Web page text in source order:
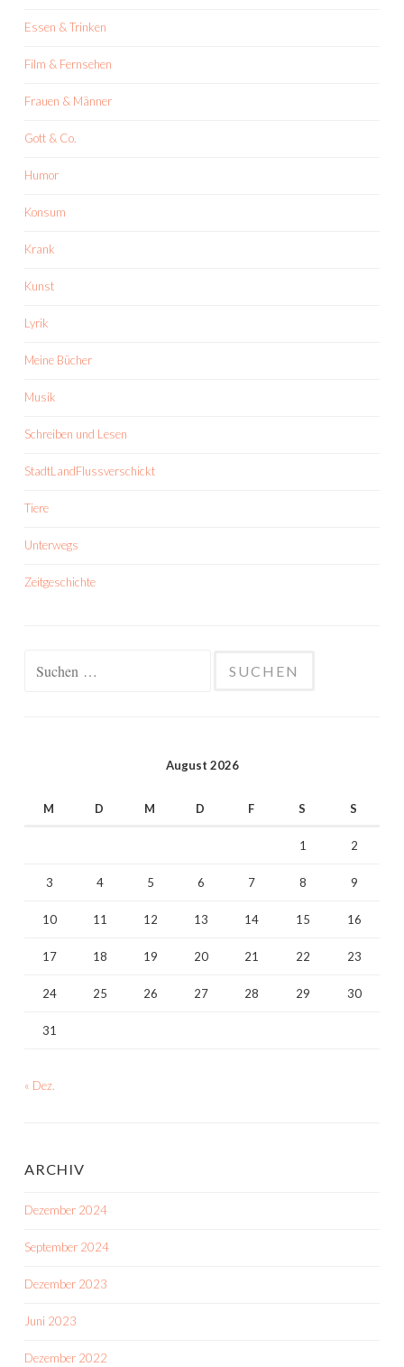
Essen & Trinken
Film & Fernsehen
Frauen & Männer
Gott & Co.
Humor
Konsum
Krank
Kunst
Lyrik
Meine Bücher
Musik
Schreiben und Lesen
StadtLandFlussverschickt
Tiere
Unterwegs
Zeitgeschichte
August 2026
M D M D F S S
1 2
3 4 5 6 7 8 9
10 11 12 13 14 15 16
17 18 19 20 21 22 23
24 25 26 27 28 29 30
31
« Dez.
ARCHIV
Dezember 2024
September 2024
Dezember 2023
Juni 2023
Dezember 2022